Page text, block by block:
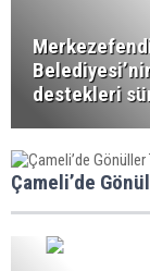
destekleri
Çameli’de